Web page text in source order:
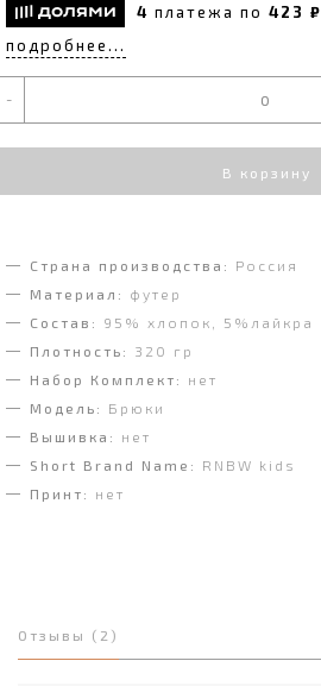
4 платежа по 423 ₽
подробнее...
-
В корзину
Страна производства:
Россия
Материал:
футер
Состав:
95% хлопок, 5%лайкра
Плотность:
320 гр
Набор Комплект:
нет
Модель:
Брюки
Вышивка:
нет
Short Brand Name:
RNBW kids
Принт:
нет
Отзывы (2)